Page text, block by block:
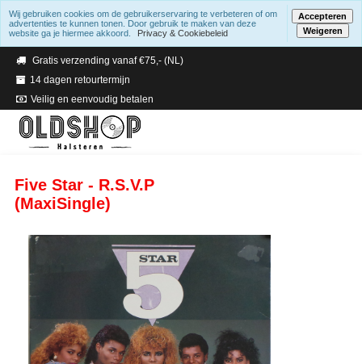
Verzending binnen 2 a 3 werkdagen
Gratis verzending vanaf €75,- (NL)
14 dagen retourtermijn
Veilig en eenvoudig betalen
Five Star - R.S.V.P
(MaxiSingle)
Wij gebruiken cookies om de gebruikerservaring te verbeteren of om
advertenties te kunnen tonen. Door gebruik te maken van deze
website ga je hiermee akkoord.
Privacy & Cookiebeleid
Accepteren
Weigeren